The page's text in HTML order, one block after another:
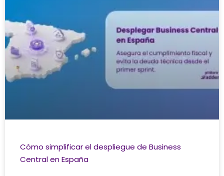
Cómo simplificar el despliegue de Business
Central en España